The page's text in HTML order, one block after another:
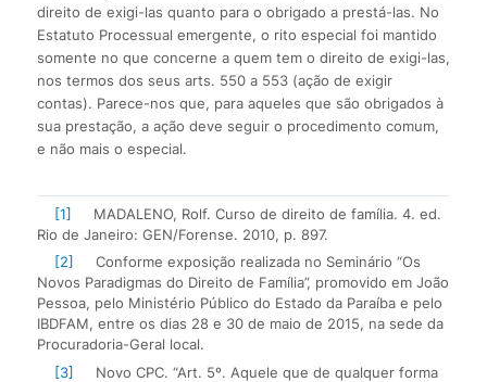
direito de exigi-las quanto para o obrigado a prestá-las. No
Estatuto Processual emergente, o rito especial foi mantido
somente no que concerne a quem tem o direito de exigi-las,
nos termos dos seus arts. 550 a 553 (ação de exigir
contas). Parece-nos que, para aqueles que são obrigados à
sua prestação, a ação deve seguir o procedimento comum,
e não mais o especial.
[1]
MADALENO, Rolf. Curso de direito de família. 4. ed.
Rio de Janeiro: GEN/Forense. 2010, p. 897.
[2]
Conforme exposição realizada no Seminário “Os
Novos Paradigmas do Direito de Família”, promovido em João
Pessoa, pelo Ministério Público do Estado da Paraíba e pelo
IBDFAM, entre os dias 28 e 30 de maio de 2015, na sede da
Procuradoria-Geral local.
[3]
Novo CPC. “Art. 5º. Aquele que de qualquer forma